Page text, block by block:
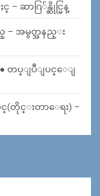
ဆာဂြ်န္ဆိုင္မြန္
– အမွတ္အနည္း
တပ္ျပဳျပင္ေျ
တိုင္းတာေရး) –